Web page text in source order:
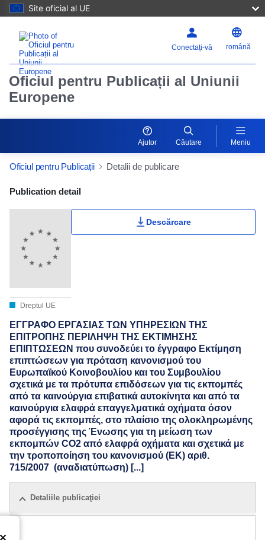
Site oficial al UE
Conectați-vă română
Oficiul pentru Publicații al Uniunii
Europene
Ajutor Căutare Meniu
Oficiul pentru Publicații Detalii de publicare
Publication Detail Actions Portlet
Publication detail
Dreptul UE
Descărcare
ΕΓΓΡΑΦΟ ΕΡΓΑΣΙΑΣ ΤΩΝ ΥΠΗΡΕΣΙΩΝ ΤΗΣ
ΕΠΙΤΡΟΠΗΣ ΠΕΡΙΛΗΨΗ ΤΗΣ ΕΚΤΙΜΗΣΗΣ
ΕΠΙΠΤΩΣΕΩΝ που συνοδεύει το έγγραφο Εκτίμηση
επιπτώσεων για πρόταση κανονισμού του
Ευρωπαϊκού Κοινοβουλίου και του Συμβουλίου
σχετικά με τα πρότυπα επιδόσεων για τις εκπομπές
από τα καινούργια επιβατικά αυτοκίνητα και από τα
καινούργια ελαφρά επαγγελματικά οχήματα όσον
αφορά τις εκπομπές, στο πλαίσιο της ολοκληρωμένης
προσέγγισης της Ένωσης για τη μείωση των
εκπομπών CO2 από ελαφρά οχήματα και σχετικά με
την τροποποίηση του κανονισμού (ΕΚ) αριθ.
715/2007 (αναδιατύπωση) [...]
Detaliile publicaţiei